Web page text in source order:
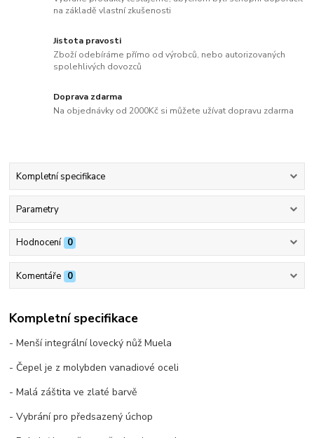
na základě vlastní zkušenosti
Jistota pravosti
Zboží odebíráme přímo od výrobců, nebo autorizovaných
spolehlivých dovozců
Doprava zdarma
Na objednávky od 2000Kč si můžete užívat dopravu zdarma
Kompletní specifikace
Parametry
Hodnocení 0
Komentáře 0
Kompletní specifikace
- Menší integrální lovecký nůž Muela
- Čepel je z molybden vanadiové oceli
- Malá záštita ve zlaté barvě
- Vybrání pro předsazený úchop